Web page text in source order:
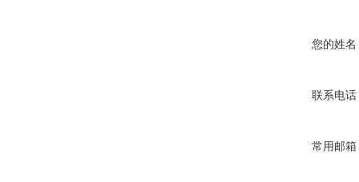
您的姓名
联系电话
常用邮箱